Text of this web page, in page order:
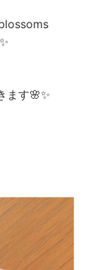
ます🌸✨